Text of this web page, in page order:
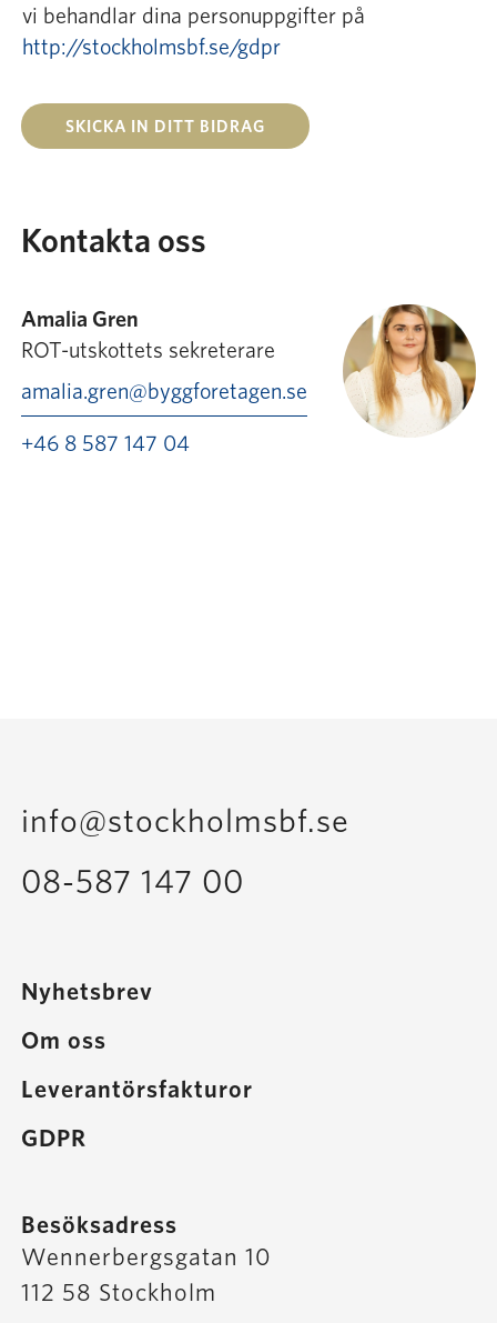
med lag (1978:800) om namn och bild i reklam
och personuppgiftslagen (1998:204). Genom
internet enligt Dataskyddsförordningen (GDPR).
Läs mer om hur vi behandlar personuppgifter på
vi behandlar dina personuppgifter på
http://stockholmsbf.se/gdpr
SKICKA IN DITT BIDRAG
Kontakta oss
Amalia Gren
ROT-utskottets sekreterare
amalia.gren@byggforetagen.se
+46 8 587 147 04
info@stockholmsbf.se
08-587 147 00
Nyhetsbrev
Om oss
Leverantörsfakturor
GDPR
Besöksadress
Wennerbergsgatan 10
112 58 Stockholm